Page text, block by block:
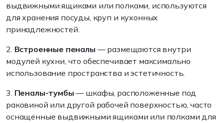
выдвижными ящиками или полками, используются
для хранения посуды, круп и кухонных
принадлежностей.
2. Встроенные пеналы — размещаются внутри
модулей кухни, что обеспечивает максимально
использование пространства и эстетичность.
3. Пеналы-тумбы — шкафы, расположенные под
раковиной или другой рабочей поверхностью, часто
оснащенные выдвижными ящиками или полками для